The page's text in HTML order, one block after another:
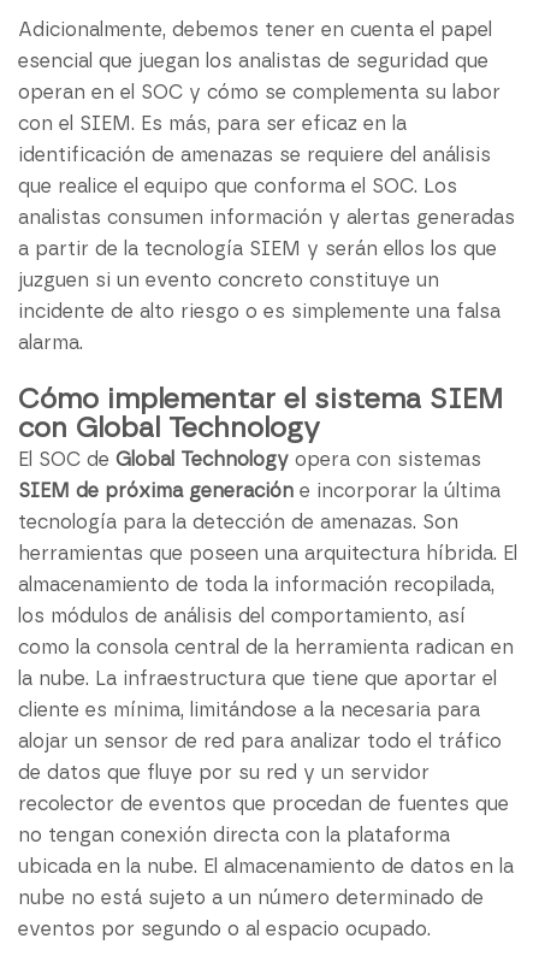
Adicionalmente, debemos tener en cuenta el papel
esencial que juegan los analistas de seguridad que
operan en el SOC y cómo se complementa su labor
con el SIEM. Es más, para ser eficaz en la
identificación de amenazas se requiere del análisis
que realice el equipo que conforma el SOC. Los
analistas consumen información y alertas generadas
a partir de la tecnología SIEM y serán ellos los que
juzguen si un evento concreto constituye un
incidente de alto riesgo o es simplemente una falsa
alarma.
Cómo implementar el sistema SIEM
con Global Technology
El SOC de Global Technology opera con sistemas
SIEM de próxima generación e incorporar la última
tecnología para la detección de amenazas. Son
herramientas que poseen una arquitectura híbrida. El
almacenamiento de toda la información recopilada,
los módulos de análisis del comportamiento, así
como la consola central de la herramienta radican en
la nube. La infraestructura que tiene que aportar el
cliente es mínima, limitándose a la necesaria para
alojar un sensor de red para analizar todo el tráfico
de datos que fluye por su red y un servidor
recolector de eventos que procedan de fuentes que
no tengan conexión directa con la plataforma
ubicada en la nube. El almacenamiento de datos en la
nube no está sujeto a un número determinado de
eventos por segundo o al espacio ocupado.